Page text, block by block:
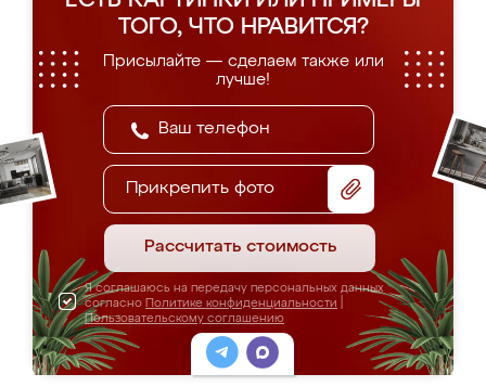
ТОГО, ЧТО НРАВИТСЯ?
Присылайте — сделаем также или
лучше!
Прикрепить фото
Рассчитать стоимость
Я соглашаюсь на передачу персональных данных
согласно Политике конфиденциальности
Пользовательскому соглашению